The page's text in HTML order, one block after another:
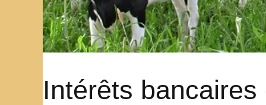
Intérêts